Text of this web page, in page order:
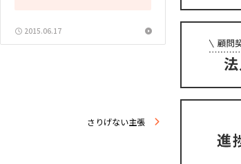
「人」は、お客様は当然と...
2015.06.17
さりげない主張